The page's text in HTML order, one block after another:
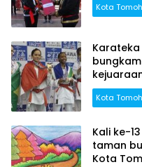
Kota
Kota
Kali ke-
taman
Kota